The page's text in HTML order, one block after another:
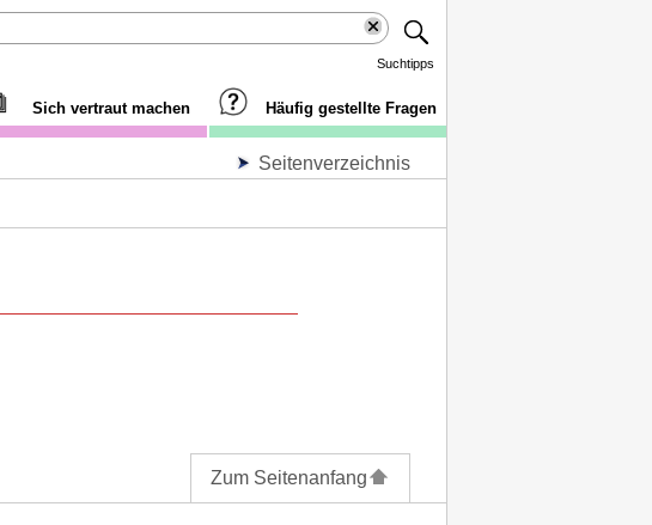
Suchtipps
Sich vertraut machen Häufig gestellte Fragen
Seitenverzeichnis
Zum Seitenanfang